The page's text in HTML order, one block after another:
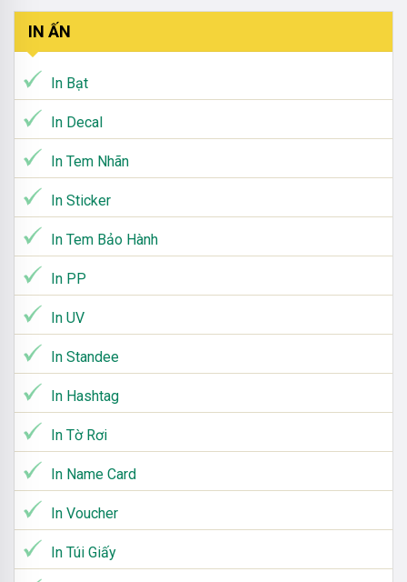
IN ẤN
In Bạt
In Decal
In Tem Nhãn
In Sticker
In Tem Bảo Hành
In PP
In UV
In Standee
In Hashtag
In Tờ Rơi
In Name Card
In Voucher
In Túi Giấy